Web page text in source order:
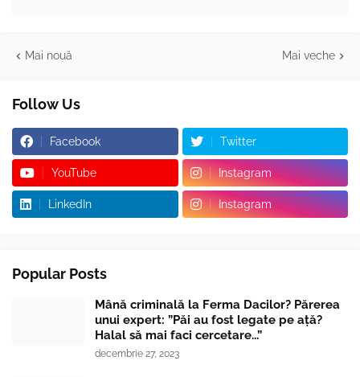
Mai nouă Mai veche
Follow Us
Facebook Twitter
YouTube Instagram
LinkedIn Instagram
Popular Posts
Mână criminală la Ferma Dacilor? Părerea
unui expert: ”Păi au fost legate pe ață?
Halal să mai faci cercetare...”
decembrie 27, 2023